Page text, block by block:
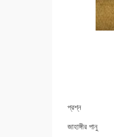
প্রশ্ন
জাহাঙ্গীর পানু